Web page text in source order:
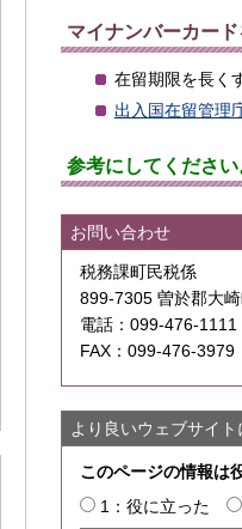
マイナンバーカー
在留期限を長く
出入国在留管理
参考にしてください
お問い合わせ
税務課町民税係
899-7305 曽於郡大
電話：099-476-1111
FAX：099-476-3979
より良いウェブサイ
このページの情報は
1：役に立った